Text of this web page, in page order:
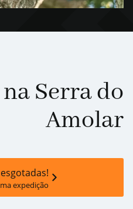
Serra do
Amolar
expedição